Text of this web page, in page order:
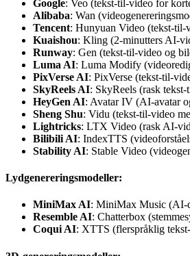
Google: Veo (tekst-til-video for
Alibaba: Wan
Tencent: Hunyuan Video (tekst-til-
Kuaishou: Kling (2-minutters AI-
Runway: Gen (tekst-til-video og
Luma AI: Luma Modify
PixVerse AI: PixVerse (tekst-til-
SkyReels AI: SkyReels (rask
HeyGen AI: Avatar IV (AI-avatar
Sheng Shu: Vidu (tekst-til-video
Lightricks: LTX Video (rask AI-
Bilibili AI: IndexTTS
Stability AI: Stable Video
Lydgenereringsmodeller:
MiniMax AI: MiniMax Music (AI-
Resemble AI: Chatterbox
Coqui AI: XTTS (flerspråklig